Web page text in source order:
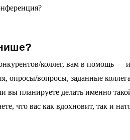
коллег, вам в помощь —
опросы/вопросы, заданные
вы планируете делать именно
что вас как вдохновит, так и